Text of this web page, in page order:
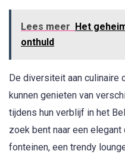
Lees meer Het
onthuld
De diversiteit aan culinaire
kunnen genieten van
tijdens hun verblijf in het
zoek bent naar een
fonteinen, een trendy